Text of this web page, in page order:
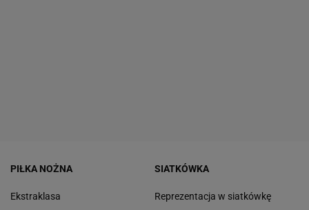
PIŁKA NOŻNA
Ekstraklasa
SIATKÓWKA
Reprezentacja w siatkówkę